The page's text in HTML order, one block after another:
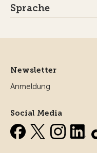
Sprache
Newsletter
Anmeldung
Social Media